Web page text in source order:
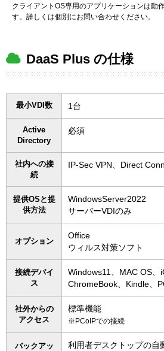
クライアントOS専用のアプリケーションは動
す。詳しくは個別にお問い合わせください。
DaaS Plus の仕様
最小VDI数 1台
Active
Directory
必須
社内への接
続
IP-Sec VPN、Direct
提供OSと提
供方法
WindowsServer2022
サーバーVDIのみ
オプション
Office
ウィルス対策ソフト
接続デバイ
ス
Windows11、MAC OS、
ChromeBook、Kindle、
社外からの
アクセス
標準機能
※PCoIPでの接続
バックアッ
利用者デスクトップの自